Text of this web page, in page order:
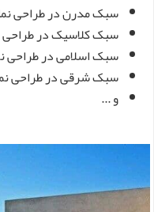
سبک مدرن در طراحی
سبک کلاسیک در طراحی
سبک اسلامی در طراحی
سبک شرقی در طراحی
و ...